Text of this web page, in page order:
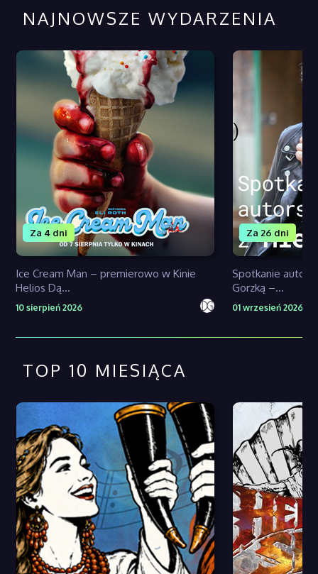
NAJNOWSZE WYDARZENIA
Ice Cream Man – premierowo w Kinie
Helios Dą...
Za 4 dni
10 sierpień 2026
Spotkanie
Gorzką –...
Za 26 dni
01 wrzesień 2026
TOP 10 MIESIĄCA